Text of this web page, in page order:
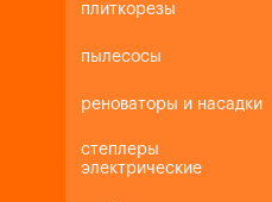
плиткорезы
пылесосы
реноваторы и насадки
степлеры
электрические